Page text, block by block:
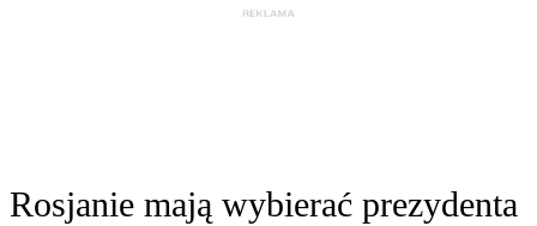
Rosjanie mają wybierać prezydenta